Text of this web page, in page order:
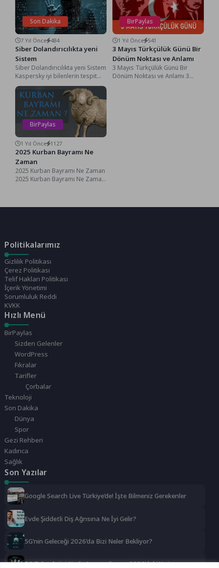
Son Dakika
7 Yıl Önce 484
Siber Dolandırıcılıkta yeni
Sistem
Siber Dolandırıcılıkta yeni Sistem
Kaspersky iyi bilenlerin tespit
ettiği gizlilik sorunundan
Faydalanmaya çalışmakta olan
yeni...
BirPaylas
1 Yıl Önce 541
3 Mayıs Türkçülük Günü Bir
Dönüm Noktası ve Anlamı
3 Mayıs Türkçülük Günü Bir
Dönüm Noktası ve Anlamı 3
BirPaylas
1 Yıl Önce 1127
2025 Kurban Bayramı Ne
Zaman
2025 Kurban Bayramı Ne Zaman
2025 Kurban Bayramı Ne Zaman
Politikalarımız
Gizlilik Politikası
Çerez Politikası
Telif Hakları Politikası
İçerik Yönetimi
Sorumluluk Reddi
KVKK
Hızlı Menü
BirPaylas
Sizden Gelenler
WordPress
Fıkralar
Tarifler
Çorbalar
Teknoloji
Son Dakika
Dünya
Spor
Gezi Rehberi
Kadınca
Sağlık
Son Yazılar
Google Search Live Türkiye’de! İşte Bilmeniz Gerekenler
Evde Şiddetli Diş Ağrısına Ne İyi Gelir?
5G’nin Geleceği 2026’da Bizi Neler Bekliyor?
5G Teknolojisi Nedir Avantajları ve 2026’daki Yeri